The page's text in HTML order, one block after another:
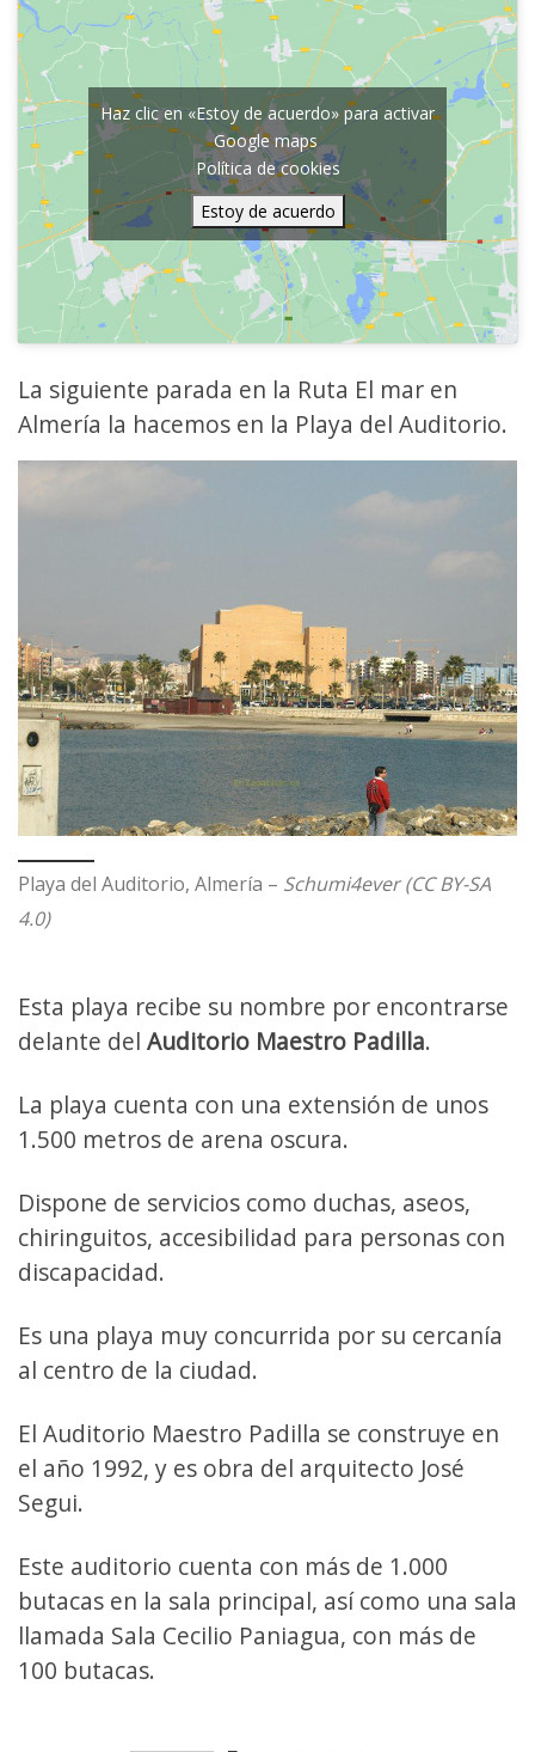
Haz clic en «Estoy de acuerdo» para activar
Google maps
Política de cookies
Estoy de acuerdo
La siguiente parada en la Ruta El mar en
Almería la hacemos en la Playa del Auditorio.
Playa del Auditorio, Almería – Schumi4ever (CC BY-SA
4.0)
Esta playa recibe su nombre por encontrarse
delante del Auditorio Maestro Padilla.
La playa cuenta con una extensión de unos
1.500 metros de arena oscura.
Dispone de servicios como duchas, aseos,
chiringuitos, accesibilidad para personas con
discapacidad.
Es una playa muy concurrida por su cercanía
al centro de la ciudad.
El Auditorio Maestro Padilla se construye en
el año 1992, y es obra del arquitecto José
Segui.
Este auditorio cuenta con más de 1.000
butacas en la sala principal, así como una sala
llamada Sala Cecilio Paniagua, con más de
100 butacas.